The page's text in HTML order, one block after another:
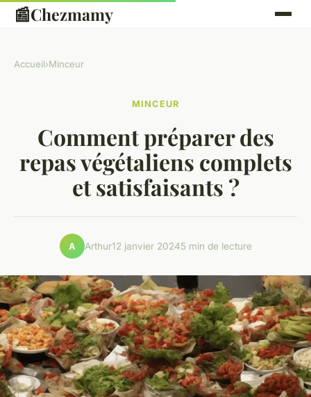
📰Chezmamy
Accueil›Minceur
MINCEUR
Comment préparer des
repas végétaliens complets
et satisfaisants ?
A Arthur12 janvier 20245 min de lecture